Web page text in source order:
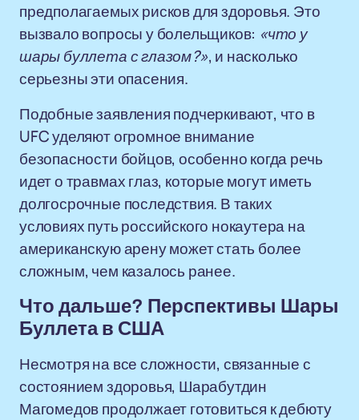
предполагаемых рисков для здоровья. Это
вызвало вопросы у болельщиков: «что у
шары буллета с глазом?», и насколько
серьезны эти опасения.
Подобные заявления подчеркивают, что в
UFC уделяют огромное внимание
безопасности бойцов, особенно когда речь
идет о травмах глаз, которые могут иметь
долгосрочные последствия. В таких
условиях путь российского нокаутера на
американскую арену может стать более
сложным, чем казалось ранее.
Что дальше? Перспективы Шары
Буллета в США
Несмотря на все сложности, связанные с
состоянием здоровья, Шарабутдин
Магомедов продолжает готовиться к дебюту